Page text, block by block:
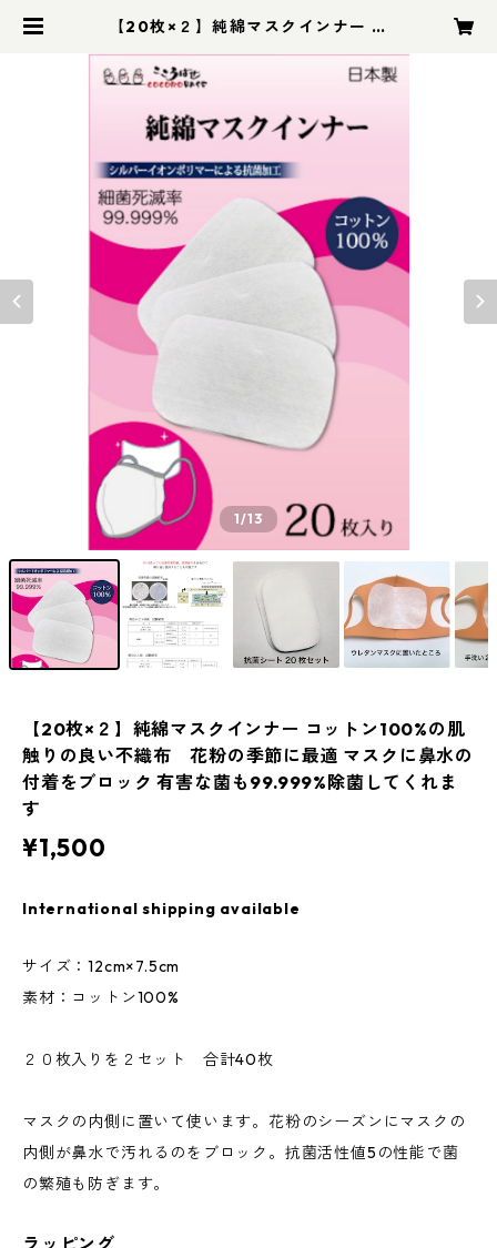
【20枚×２】純綿マスクインナー コ
布 花粉の季節に最適 マスクに鼻水
の付着をブロック 有害な菌も99.99
COCOROBASE
1/13
【20枚×２】純綿マスクインナー コットン100%の肌
触りの良い不織布 花粉の季節に最適 マスクに鼻水の
付着をブロック 有害な菌も99.999%除菌してくれま
す
¥1,500
International shipping available
サイズ：12cm×7.5cm
素材：コットン100%
２０枚入りを２セット 合計40枚
マスクの内側に置いて使います。花粉のシーズンにマスクの
内側が鼻水で汚れるのをブロック。抗菌活性値5の性能で菌
の繁殖も防ぎます。
ラッピング